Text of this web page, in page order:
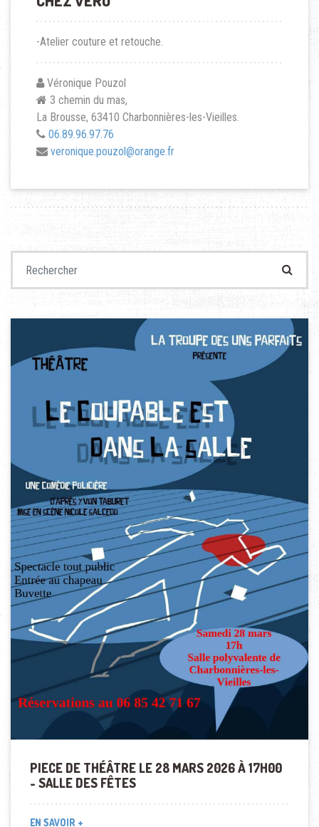
-Atelier couture et retouche.
Véronique Pouzol
3 chemin du mas,
La Brousse, 63410 Charbonnières-les-Vieilles.
06.89.96.97.76
veronique.pouzol@orange.fr
PIECE DE THÉÂTRE LE 28 MARS 2026 À 17H00
- SALLE DES FÊTES
EN SAVOIR +